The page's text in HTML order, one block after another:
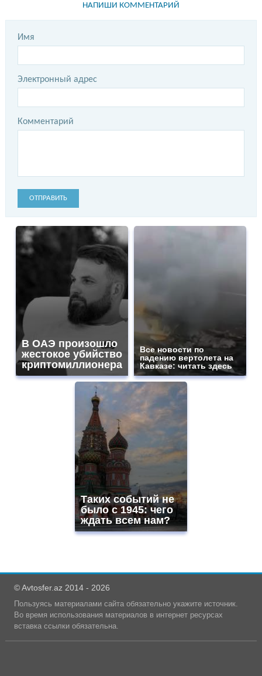
НАПИШИ КОММЕНТАРИЙ
Имя
Электронный адрес
Комментарий
ОТПРАВИТЬ
В ОАЭ произошло
жестокое убийство
криптомиллионера
Все новости по
падению вертолета на
Кавказе: читать здесь
Таких событий не
было с 1945: чего
ждать всем нам?
© Avtosfer.az 2014 - 2026
Пользуясь материалами сайта обязательно укажите источник.
Во время использования материалов в интернет ресурсах
вставка ссылки обязательна.